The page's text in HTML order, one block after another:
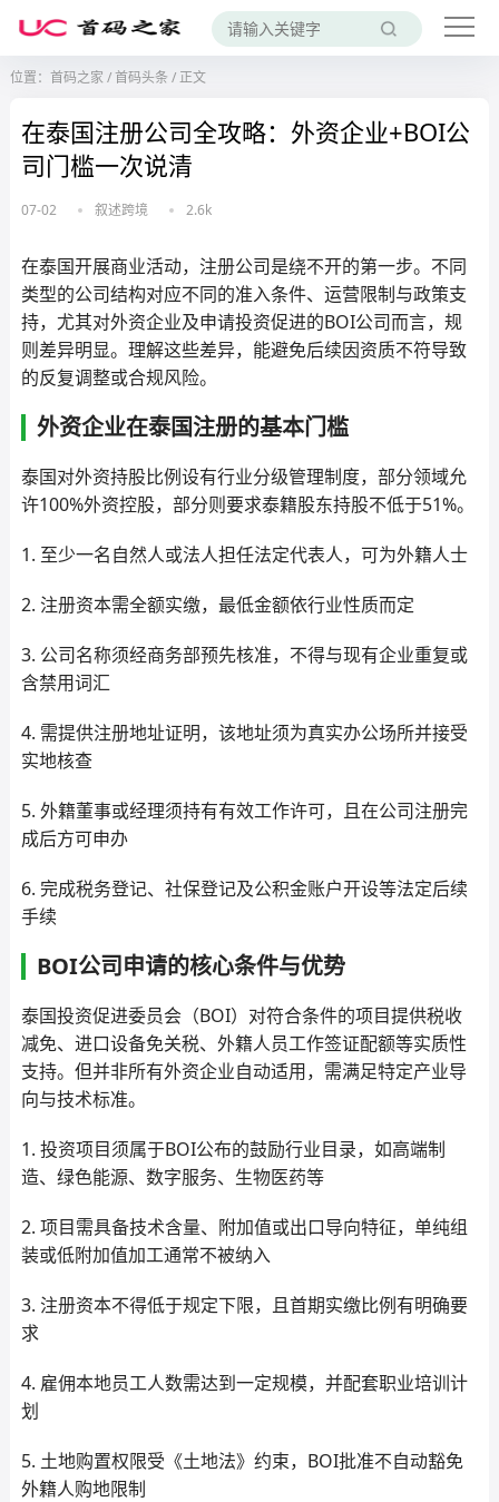
位置： 首码之家 /首码头条 /正文
在泰国注册公司全攻略：外资企业+BOI公
司门槛一次说清
07-02 叙述跨境 2.6k
在泰国开展商业活动，注册公司是绕不开的第一步。不同
类型的公司结构对应不同的准入条件、运营限制与政策支
持，尤其对外资企业及申请投资促进的BOI公司而言，规
则差异明显。理解这些差异，能避免后续因资质不符导致
的反复调整或合规风险。
外资企业在泰国注册的基本门槛
泰国对外资持股比例设有行业分级管理制度，部分领域允
许100%外资控股，部分则要求泰籍股东持股不低于51%。
1. 至少一名自然人或法人担任法定代表人，可为外籍人士
2. 注册资本需全额实缴，最低金额依行业性质而定
3. 公司名称须经商务部预先核准，不得与现有企业重复或
含禁用词汇
4. 需提供注册地址证明，该地址须为真实办公场所并接受
实地核查
5. 外籍董事或经理须持有有效工作许可，且在公司注册完
成后方可申办
6. 完成税务登记、社保登记及公积金账户开设等法定后续
手续
BOI公司申请的核心条件与优势
泰国投资促进委员会（BOI）对符合条件的项目提供税收
减免、进口设备免关税、外籍人员工作签证配额等实质性
支持。但并非所有外资企业自动适用，需满足特定产业导
向与技术标准。
1. 投资项目须属于BOI公布的鼓励行业目录，如高端制
造、绿色能源、数字服务、生物医药等
2. 项目需具备技术含量、附加值或出口导向特征，单纯组
装或低附加值加工通常不被纳入
3. 注册资本不得低于规定下限，且首期实缴比例有明确要
求
4. 雇佣本地员工人数需达到一定规模，并配套职业培训计
划
5. 土地购置权限受《土地法》约束，BOI批准不自动豁免
外籍人购地限制